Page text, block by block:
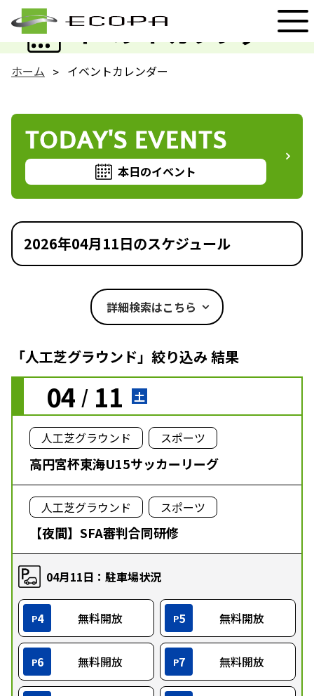
イベントカレンダー
EVENT
ホーム イベントカレンダー
TODAY'S EVENTS
本日のイベント
2026年04月11日のスケジュール
詳細検索はこちら
「人工芝グラウンド」絞り込み 結果
04 / 11 土
人工芝グラウンド スポーツ
高円宮杯東海U15サッカーリーグ
人工芝グラウンド スポーツ
【夜間】SFA審判合同研修
04月11日：駐車場状況
P4 無料開放 P5 無料開放
P6 無料開放 P7 無料開放